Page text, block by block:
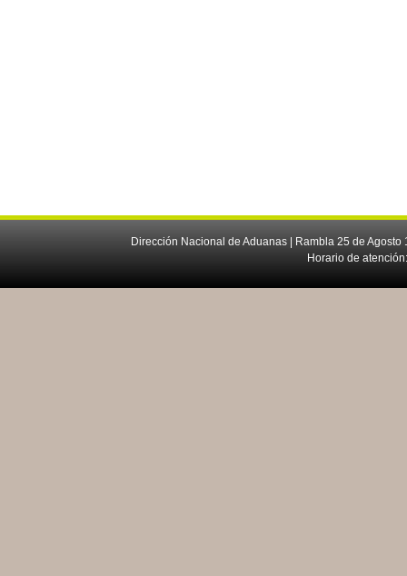
Dirección Nacional de Aduanas | Rambla 25 de
Horario de